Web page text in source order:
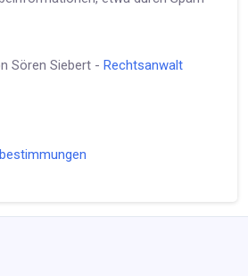
Sören Siebert - Rechtsanwalt